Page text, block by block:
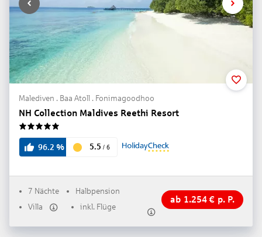
Malediven . Baa Atoll . Fonimagoodhoo
NH Collection Maldives Reethi Resort
5
96.2 % 5.5 / 6
7 Nächte
Halbpension
Villa
inkl. Flüge
ab 1.254€ p. P.